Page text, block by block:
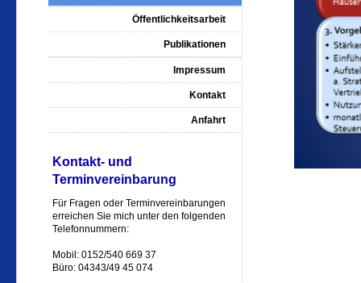
Öffentlichkeitsarbeit
Publikationen
Impressum
Kontakt
Anfahrt
Kontakt- und
Terminvereinbarung
Für Fragen oder Terminvereinbarungen
erreichen Sie mich unter den folgenden
Telefonnummern:
Mobil: 0152/540 669 37
Büro: 04343/49 45 074